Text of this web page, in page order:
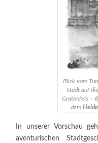
Blick vom
Stadt auf
Gratenfels –
dem
In unserer Vorschau
aventurischen